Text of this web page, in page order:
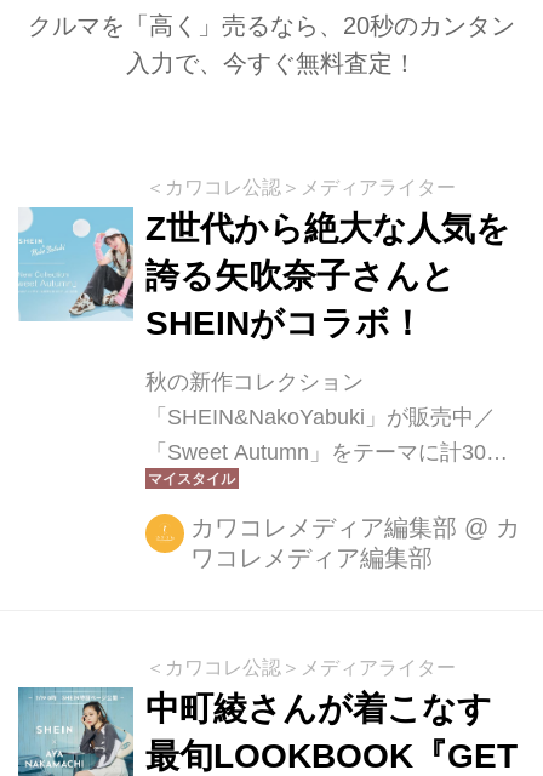
クルマを「高く」売るなら、20秒のカンタン
入力で、今すぐ無料査定！
＜カワコレ公認＞メディアライター
Z世代から絶大な人気を
誇る矢吹奈子さんと
SHEINがコラボ！
秋の新作コレクション
「SHEIN&NakoYabuki」が販売中／
「Sweet Autumn」をテーマに計30ア
イテム登場
カワコレメディア編集部 @ カ
ワコレメディア編集部
＜カワコレ公認＞メディアライター
中町綾さんが着こなす
最旬LOOKBOOK『GET